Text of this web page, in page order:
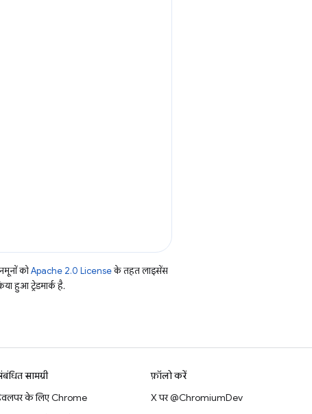
कोApache 2.0 Licenseके तहत लाइसेंस
हुआ ट्रेडमार्क है.
सामग्री
के लिए Chrome
फ़ॉलो करें
X पर @ChromiumDev